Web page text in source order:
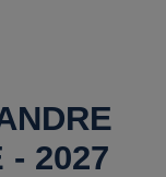
- 2027